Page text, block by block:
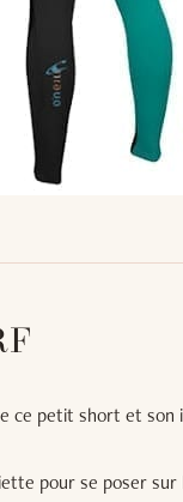
ce petit short et
pour se poser